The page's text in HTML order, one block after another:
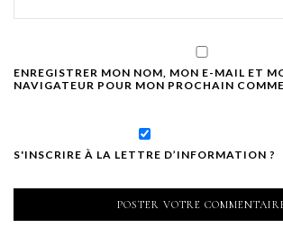
ENREGISTRER MON NOM, MON E-MAIL ET
NAVIGATEUR POUR MON PROCHAIN
S'INSCRIRE À LA LETTRE D’INFORMATION ?